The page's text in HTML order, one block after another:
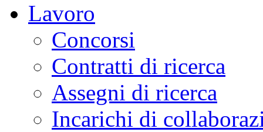
Lavoro
Concorsi
Contratti di ricerca
Assegni di ricerca
Incarichi di